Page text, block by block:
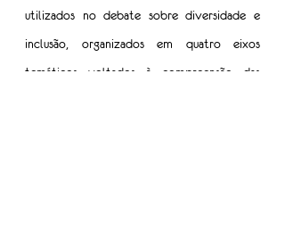
utilizados no debate sobre diversidade e
inclusão, organizados em quatro eixos
temáticos voltados à compreensão das